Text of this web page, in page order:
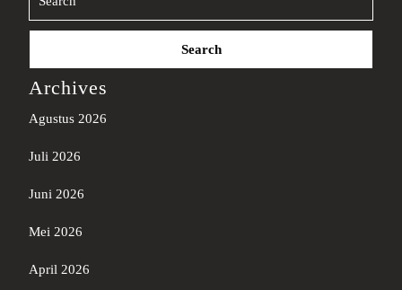
Search
Archives
Agustus 2026
Juli 2026
Juni 2026
Mei 2026
April 2026